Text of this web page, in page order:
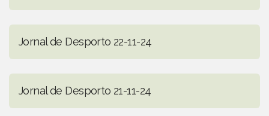
Jornal de Desporto 22-11-24
Jornal de Desporto 21-11-24